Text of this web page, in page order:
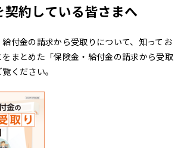
契約している皆さまへ
付金の請求から受取りについて、知ってお
まとめた 「保険金・給付金の請求から受取
ください。